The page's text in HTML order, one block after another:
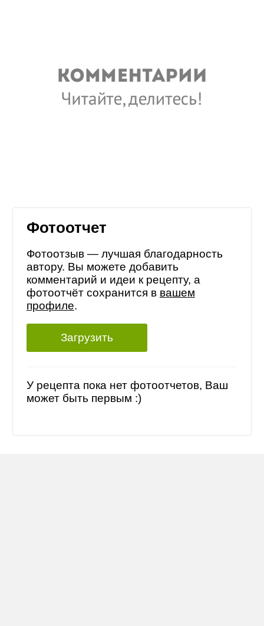
Фотоотчет
Фотоотзыв — лучшая благодарность
автору. Вы можете добавить
комментарий и идеи к рецепту, а
фотоотчёт сохранится в вашем
профиле.
Загрузить
У рецепта пока нет фотоотчетов, Ваш
может быть первым :)